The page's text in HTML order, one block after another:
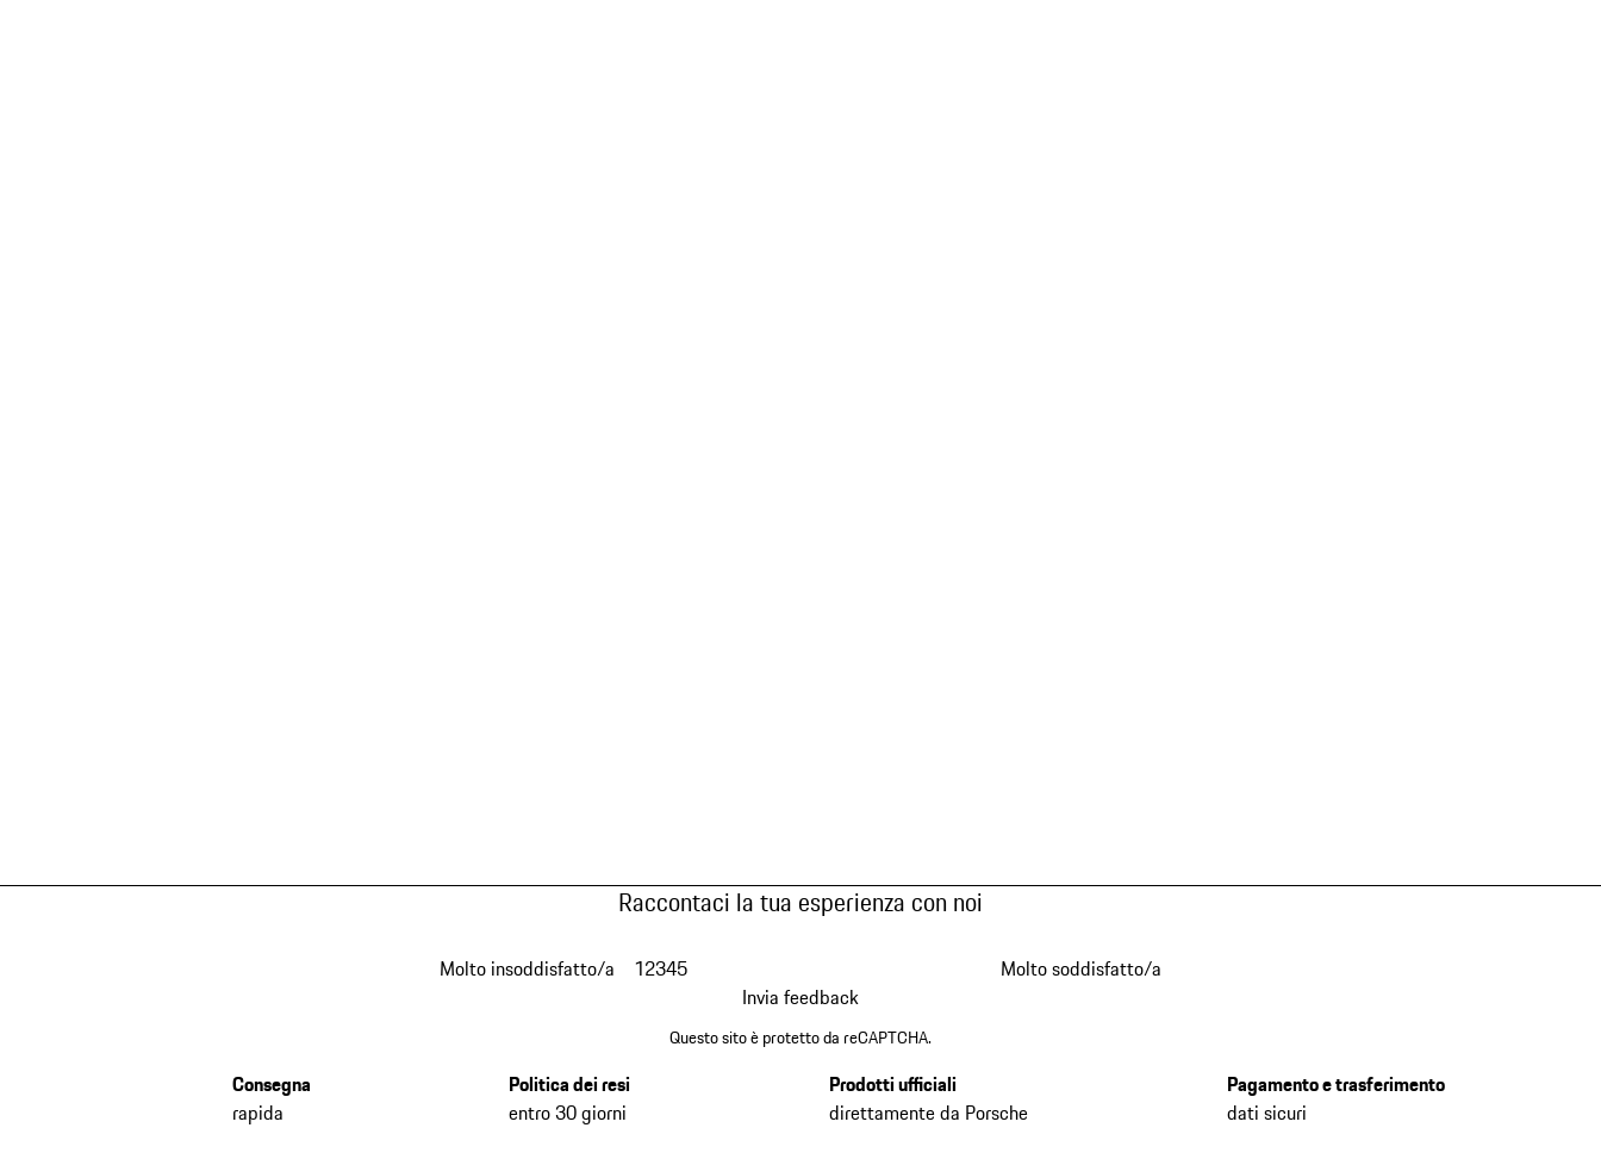
Raccontaci la tua esperienza con noi
Molto insoddisfatto/a 12345
Molto soddisfatto/a
Invia feedback
Questo sito è protetto da reCAPTCHA.
Consegna
rapida
Politica dei resi
entro 30 giorni
Prodotti ufficiali
direttamente da Porsche
Pagamento e trasferimento
dati sicuri